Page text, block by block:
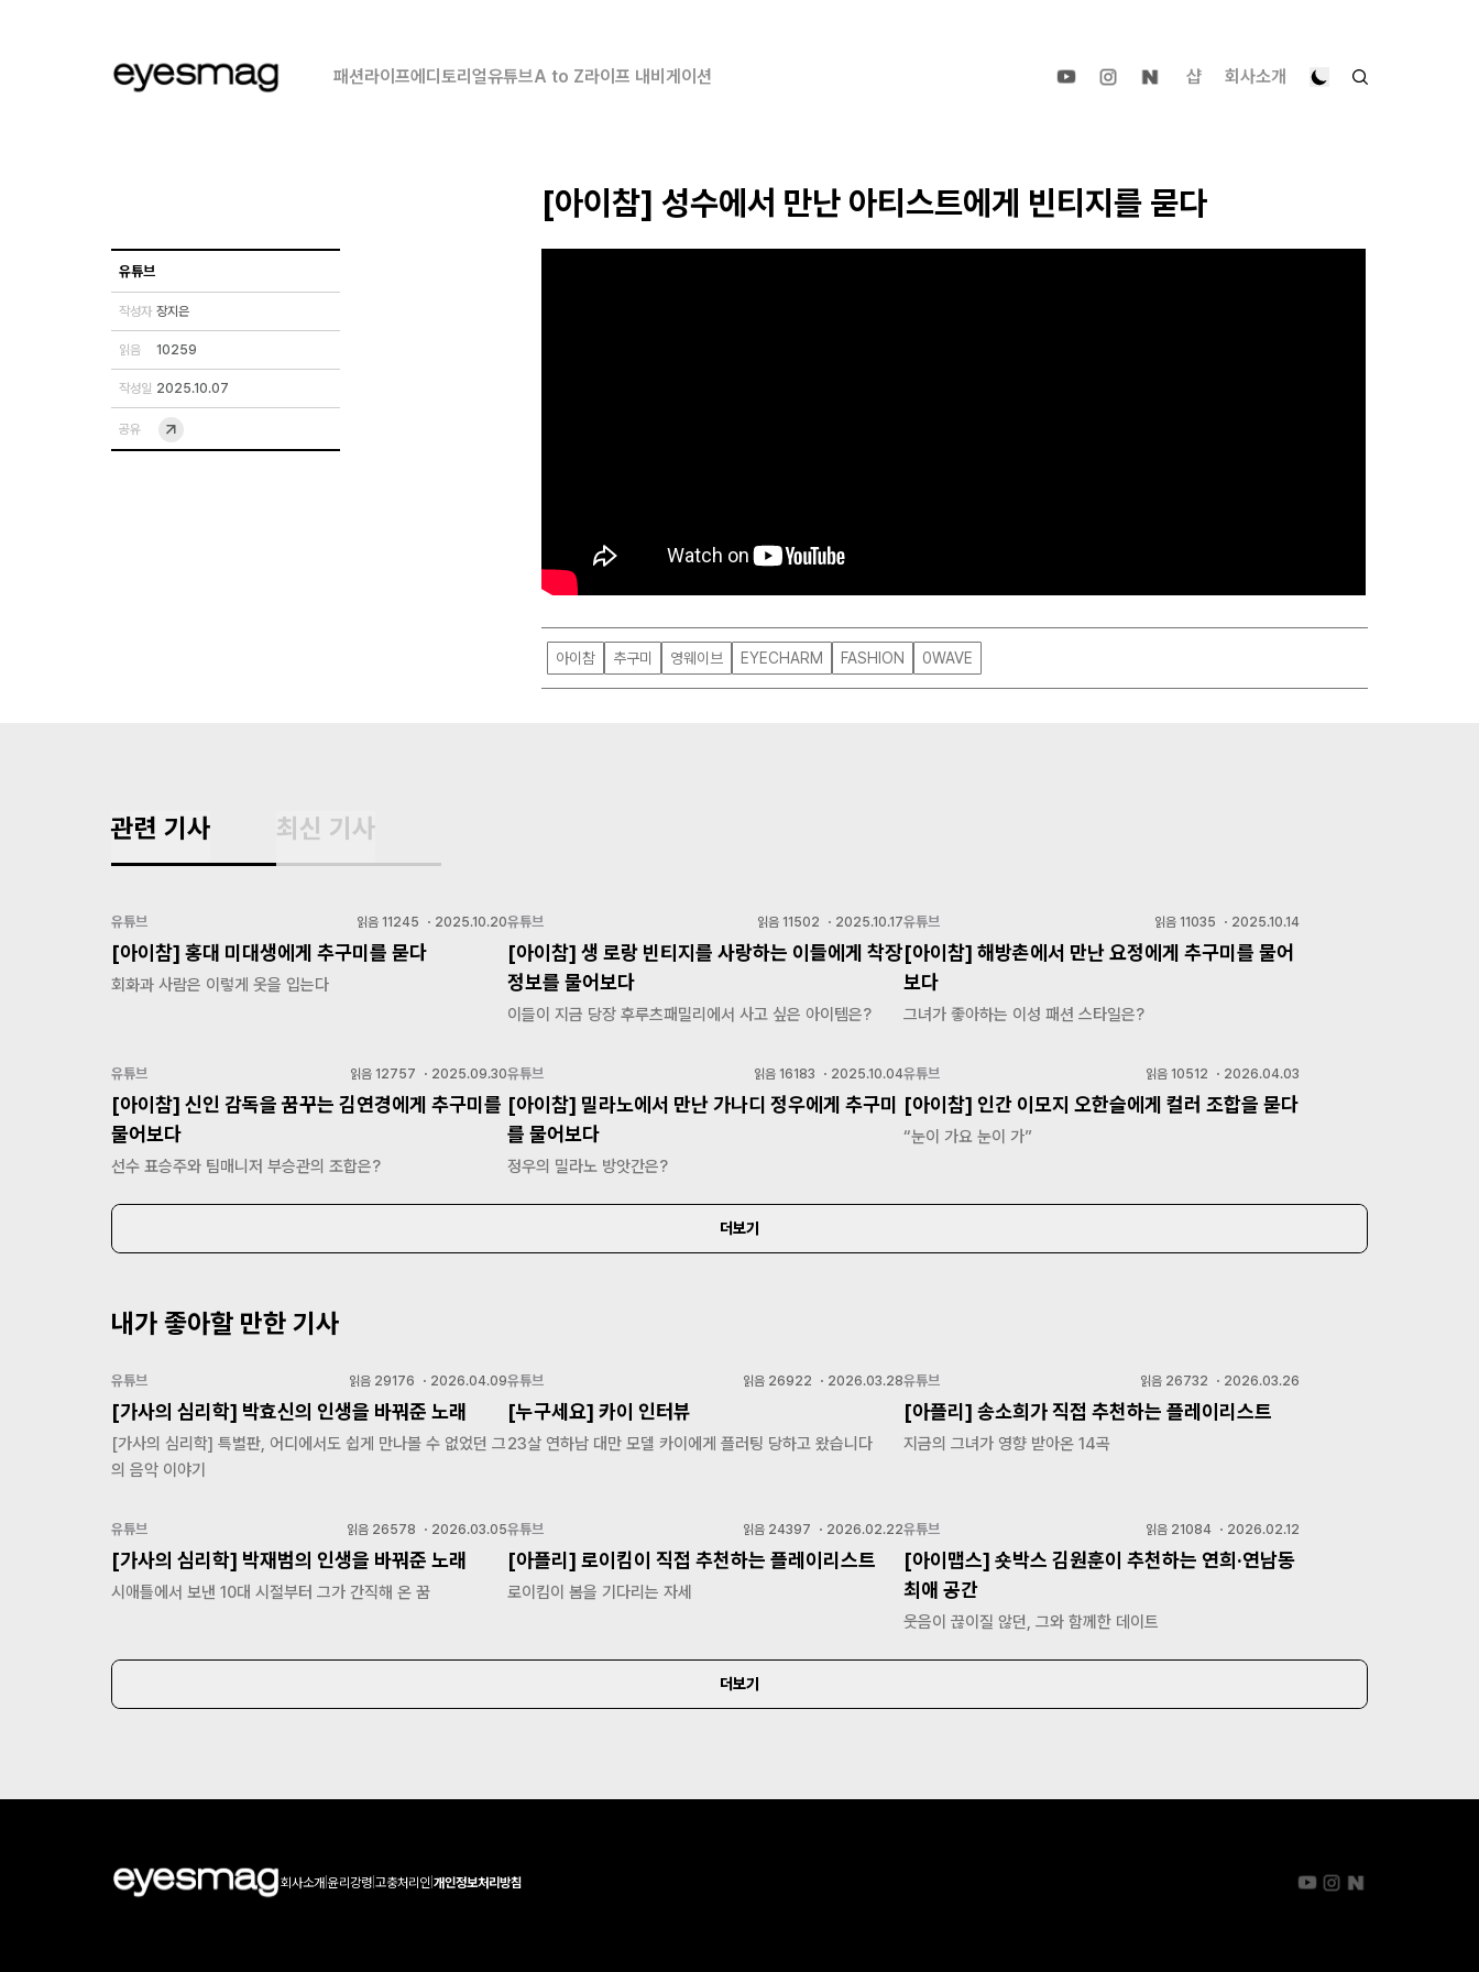
패션라이프에디토리얼유튜브A to Z라이프 내비게이션 샵 회사소개
[아이참] 성수에서 만난 아티스트에게 빈티지를 묻다
유튜브
작성자 장지은
읽음 10259
작성일 2025.10.07
공유
아이참 추구미 영웨이브 EYECHARM FASHION 0WAVE
관련 기사 최신 기사
유튜브 읽음 11245 ・ 2025.10.20
[아이참] 홍대 미대생에게 추구미를 묻다
회화과 사람은 이렇게 옷을 입는다
유튜브 읽음 11502 ・ 2025.10.17
[아이참] 생 로랑 빈티지를 사랑하는 이들에게 착장
정보를 물어보다
이들이 지금 당장 후루츠패밀리에서 사고 싶은 아이템은?
유튜브 읽음 11035 ・ 2025.10.14
[아이참] 해방촌에서 만난 요정에게 추구미를 물어
보다
그녀가 좋아하는 이성 패션 스타일은?
유튜브 읽음 12757 ・ 2025.09.30
[아이참] 신인 감독을 꿈꾸는 김연경에게 추구미를
물어보다
선수 표승주와 팀매니저 부승관의 조합은?
유튜브 읽음 16183 ・ 2025.10.04
[아이참] 밀라노에서 만난 가나디 정우에게 추구미
를 물어보다
정우의 밀라노 방앗간은?
유튜브 읽음 10512 ・ 2026.04.03
[아이참] 인간 이모지 오한슬에게 컬러 조합을 묻다
“눈이 가요 눈이 가”
더보기
내가 좋아할 만한 기사
유튜브 읽음 29176 ・ 2026.04.09
[가사의 심리학] 박효신의 인생을 바꿔준 노래
[가사의 심리학] 특별판, 어디에서도 쉽게 만나볼 수 없었던 그
의 음악 이야기
유튜브 읽음 26922 ・ 2026.03.28
[누구세요] 카이 인터뷰
23살 연하남 대만 모델 카이에게 플러팅 당하고 왔습니다
유튜브 읽음 26732 ・ 2026.03.26
[아플리] 송소희가 직접 추천하는 플레이리스트
지금의 그녀가 영향 받아온 14곡
유튜브 읽음 26578 ・ 2026.03.05
[가사의 심리학] 박재범의 인생을 바꿔준 노래
시애틀에서 보낸 10대 시절부터 그가 간직해 온 꿈
유튜브 읽음 24397 ・ 2026.02.22
[아플리] 로이킴이 직접 추천하는 플레이리스트
로이킴이 봄을 기다리는 자세
유튜브 읽음 21084・ 2026.02.12
[아이맵스] 숏박스 김원훈이 추천하는 연희·연남동
최애 공간
웃음이 끊이질 않던, 그와 함께한 데이트
더보기
회사소개|윤리강령 고충처리인 개인정보처리방침